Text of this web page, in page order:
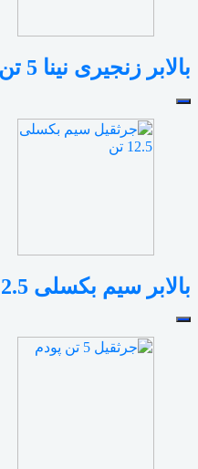
بالابر زنجیری نینا 5 تن
بالابر سیم بکسلی 12.5 تن